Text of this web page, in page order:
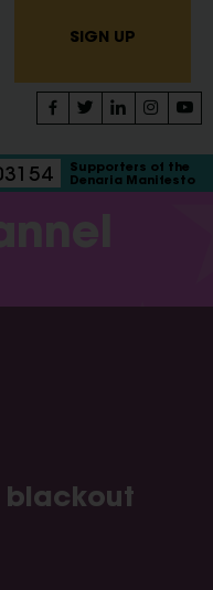
SIGN UP
Supporters of the
Denaria Manifesto
blackout